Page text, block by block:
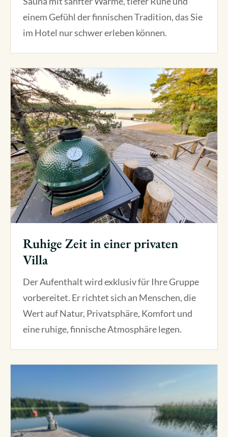
einem Gefühl der finnischen Tradition, das Sie
im Hotel nur schwer erleben können.
Ruhige Zeit in einer privaten
Villa
Der Aufenthalt wird exklusiv für Ihre Gruppe
vorbereitet. Er richtet sich an Menschen, die
Wert auf Natur, Privatsphäre, Komfort und
eine ruhige, finnische Atmosphäre legen.